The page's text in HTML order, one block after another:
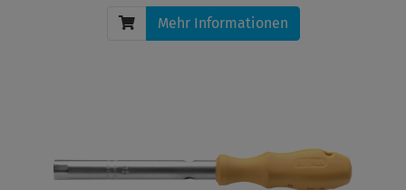
Mehr Informationen